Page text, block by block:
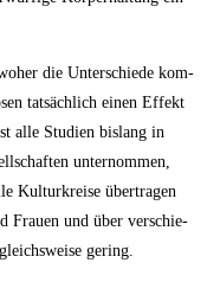
die Unter­schie­de kom­
tat­säch­lich einen Effekt
alle Stu­di­en bis­lang in
unter­nom­men,
Kul­tur­krei­se über­tra­gen
Frau­en und über ver­schie­
gering.